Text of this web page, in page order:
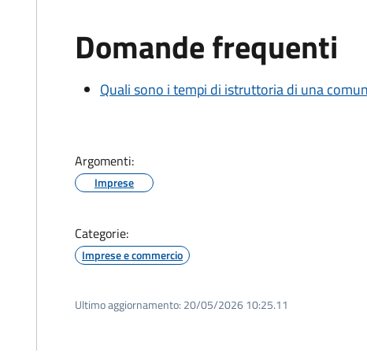
Domande frequenti
Quali sono i tempi di istruttoria di una
Argomenti:
Imprese
Categorie:
Imprese e commercio
Ultimo aggiornamento: 20/05/2026 10:25.11